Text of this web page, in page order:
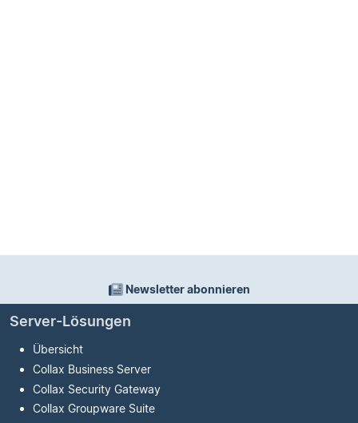
Newsletter abonnieren
Server-Lösungen
Übersicht
Collax Business Server
Collax Security Gateway
Collax Groupware Suite